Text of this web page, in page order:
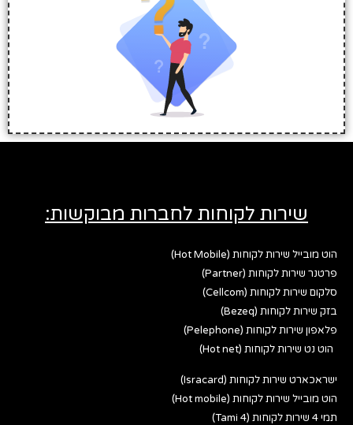
שירות לקוחות לחברות מבוקשות:
הוט מובייל שירות לקוחות (Hot Mobile)
פרטנר שירות לקוחות (Partner)
סלקום שירות לקוחות (Cellcom)
בזק שירות לקוחות (Bezeq)
פלאפון שירות לקוחות (Pelephone)
הוט נט שירות לקוחות (Hot net)
ישראכארט שירות לקוחות (Isracard)
הוט מובייל שירות לקוחות (Hot mobile)
תמי 4 שירות לקוחות (Tami 4)